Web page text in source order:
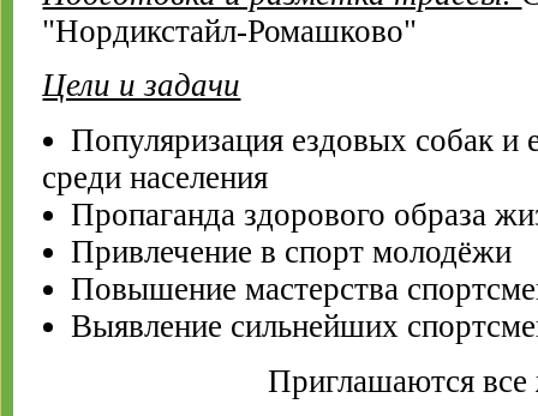
"Нордикстайл-Ромашково"
Цели и задачи
Популяризация ездовых собак и
среди населения
Пропаганда здорового образа
Привлечение в спорт молодёжи
Повышение мастерства
Выявление сильнейших
Приглашаются